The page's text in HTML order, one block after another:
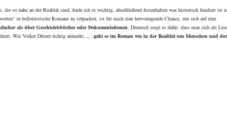
die so nahe an der Realität sind, finde ich es wichtig, abschließend festzuhalten was historisch fundiert ist
in belletristische Romane zu verpacken, ist für mich eine hervorragende Chance, um sich auf eine
als über Geschichtsbücher oder Dokumentationen. Dennoch sorgt es dafür, dass man sich als
Wie Volker Dützer richtig anmerkt, „…geht es im Roman wie in der Realität um Menschen und